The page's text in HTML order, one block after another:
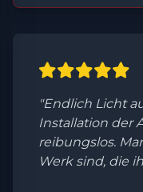
"Endlich Licht
Installation der
reibungslos.
Werk sind, die